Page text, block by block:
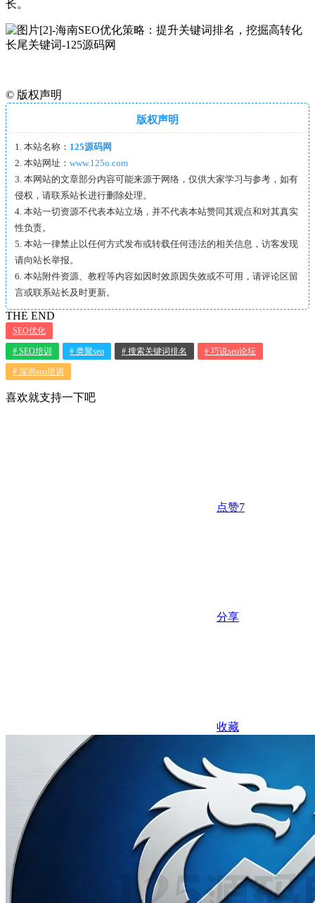
长。
© 版权声明
版权声明
1. 本站名称： 125源码网
2. 本站网址： www.125o.com
3. 本网站的文章部分内容可能来源于网络，仅供大家学习与参考，如有
侵权，请联系站长进行删除处理。
4. 本站一切资源不代表本站立场，并不代表本站赞同其观点和对其真实
性负责。
5. 本站一律禁止以任何方式发布或转载任何违法的相关信息，访客发现
请向站长举报。
6. 本站附件资源、教程等内容如因时效原因失效或不可用，请评论区留
言或联系站长及时更新。
THE END
SEO优化
# SEO培训 # 类聚seo # 搜索关键词排名 # 巧说seo论坛
# 深圳seo培训
喜欢就支持一下吧
点赞7
分享
收藏